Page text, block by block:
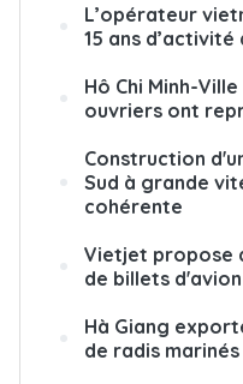
L’opérateur
15 ans
Hô Chi Minh-
ouvriers ont
Construction
Sud à grande
cohérente
Vietjet propose
de billets
Hà Giang
de radis